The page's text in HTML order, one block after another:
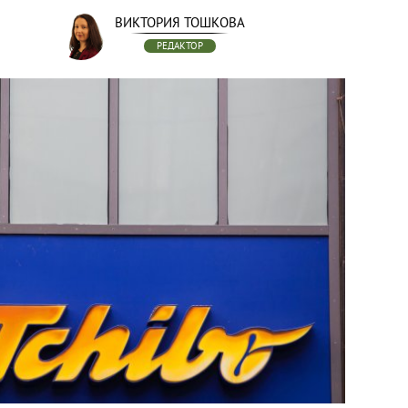
ВИКТОРИЯ ТОШКОВА
РЕДАКТОР